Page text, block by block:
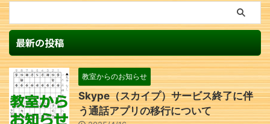
最新の投稿
教室からのお知らせ
Skype（スカイプ）サービス終了に伴
う通話アプリの移行について